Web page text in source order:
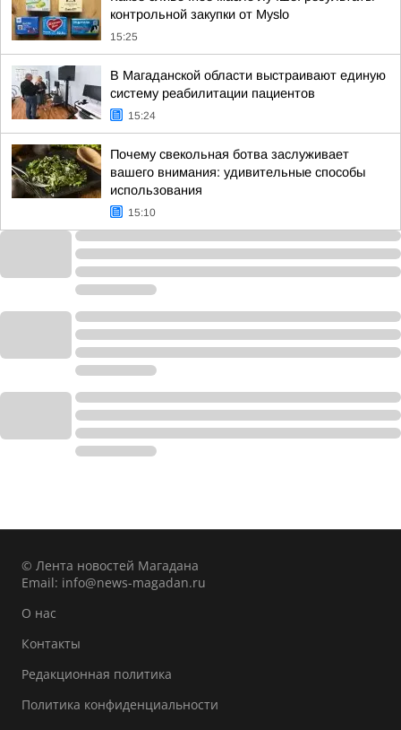
контрольной закупки от Myslo
15:25
В Магаданской области выстраивают единую
систему реабилитации пациентов
15:24
Почему свекольная ботва заслуживает
вашего внимания: удивительные способы
использования
15:10
© Лента новостей Магадана
Email: info@news-magadan.ru
О нас
Контакты
Редакционная политика
Политика конфиденциальности